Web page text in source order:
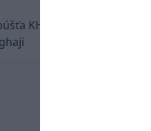
KHL. Patrik Rybár sa